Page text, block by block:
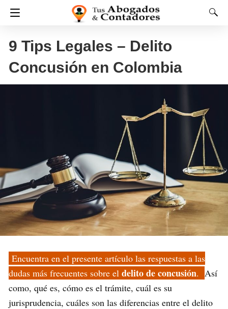
9 Tips Legales – Delito
Concusión en Colombia
Encuentra en el presente artículo las respuestas a las
dudas más frecuentes sobre el delito de concusión. Así
como, qué es, cómo es el trámite, cuál es su
jurisprudencia, cuáles son las diferencias entre el delito